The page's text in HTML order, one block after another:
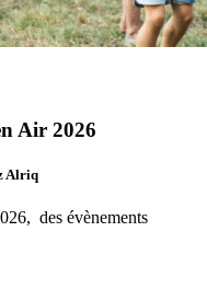
Air 2026
Alriq
des évènements